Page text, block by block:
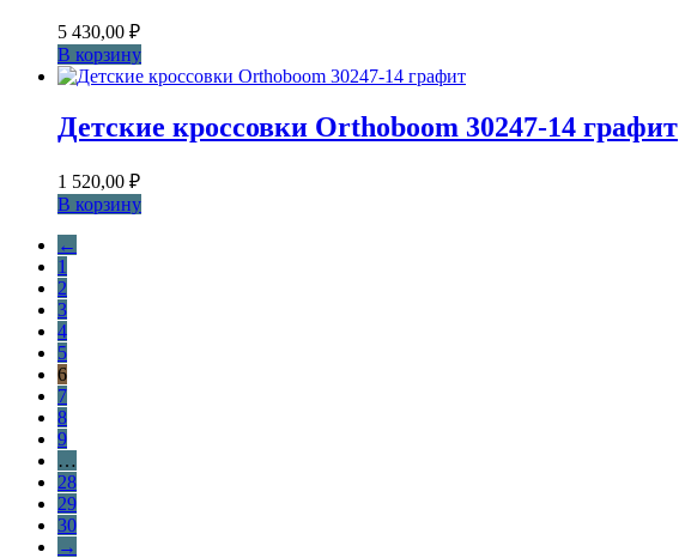
5 430,00 ₽
В корзину
Детские кроссовки Orthoboom 30247-14 графит
1 520,00 ₽
В корзину
←
1
2
3
4
5
6
7
8
9
…
28
29
30
→